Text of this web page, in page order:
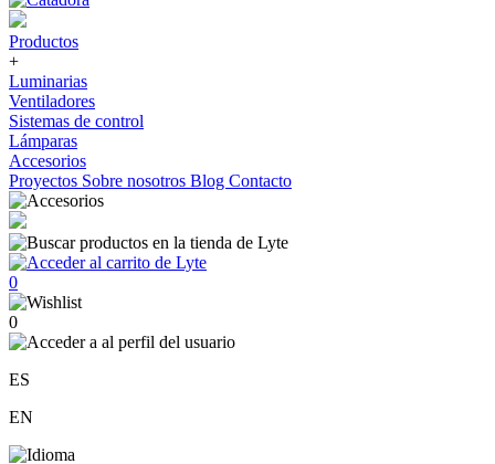
Productos
+
Luminarias
Ventiladores
Sistemas de control
Lámparas
Accesorios
Proyectos Sobre nosotros Blog Contacto
0
0
ES
EN